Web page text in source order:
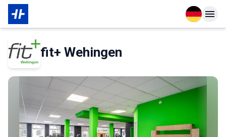
OpenOpen
Über den Partner
fit+ Wehingen